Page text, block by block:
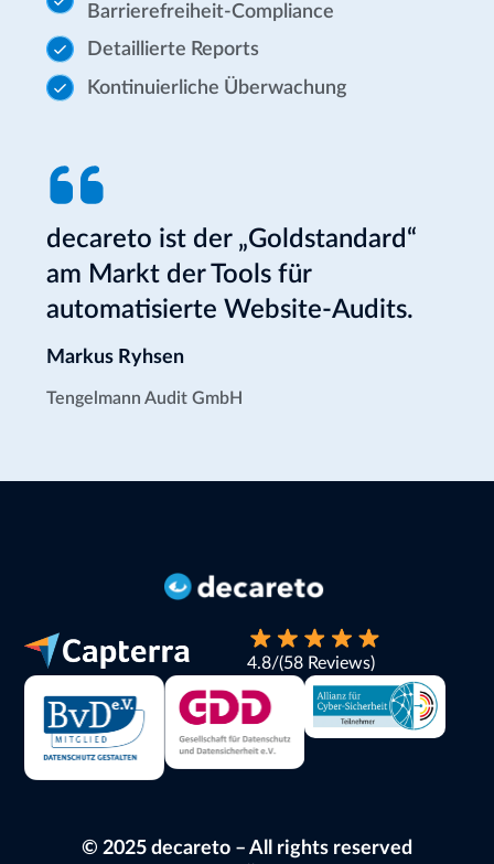
Barrierefreiheit-Compliance
Detaillierte Reports
Kontinuierliche Überwachung
decareto ist der „Goldstandard“
am Markt der Tools für
automatisierte Website-Audits.
Markus Ryhsen
Tengelmann Audit GmbH
4.8/(58 Reviews)
© 2025 decareto – All rights reserved